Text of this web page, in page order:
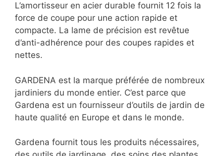
L’amortisseur en acier durable fournit 12 fois la
force de coupe pour une action rapide et
compacte. La lame de précision est revêtue
d’anti-adhérence pour des coupes rapides et
nettes.
GARDENA est la marque préférée de nombreux
jardiniers du monde entier. C’est parce que
Gardena est un fournisseur d’outils de jardin de
haute qualité en Europe et dans le monde.
Gardena fournit tous les produits nécessaires,